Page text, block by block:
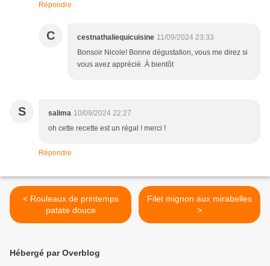
Répondre
C cestnathaliequicuisine 11/09/2024 23:33
Bonsoir Nicole! Bonne dégustation, vous me direz si
vous avez apprécié. À bientôt
S salima 10/09/2024 22:27
oh cette recette est un régal ! merci !
Répondre
< Rouleaux de printemps
patate douce
Filet mignon aux mirabelles
>
Hébergé par Overblog